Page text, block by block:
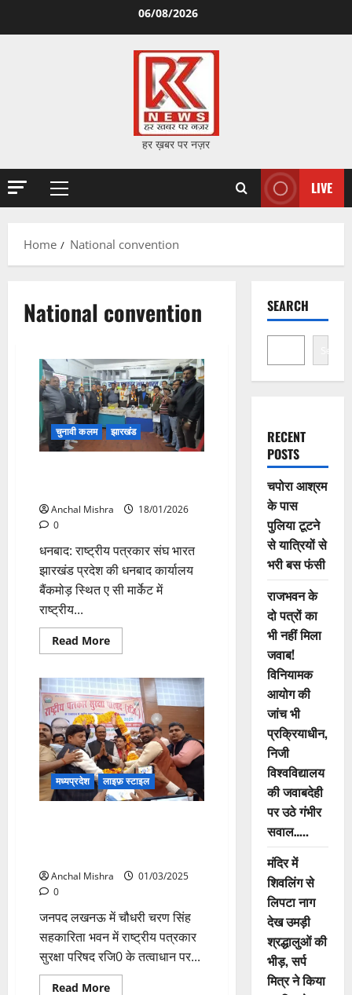
06/08/2026
हर ख़बर पर नज़र
Primary
LIVE
Home National convention
National convention
चुनावी कलम झारखंड
Anchal Mishra
18/01/2026
0
धनबाद: राष्ट्रीय पत्रकार संघ भारत
झारखंड प्रदेश की धनबाद कार्यालय
बैंकमोड़ स्थित ए सी मार्केट में
राष्ट्रीय...
Read MoreRead
more
पत्रकार
संघ
भारत
झारखंड
प्रदेश
की
बैठक
संपन्न
मध्यप्रदेश लाइफ़ स्टाइल
Anchal Mishra
01/03/2025
0
जनपद लखनऊ में चौधरी चरण सिंह
सहकारिता भवन में राष्ट्रीय पत्रकार
सुरक्षा परिषद रजि0 के तत्वाधान पर...
Read MoreRead
SEARCH
Search
RECENT
POSTS
चपोरा आश्रम
के पास
पुलिया टूटने
से यात्रियों से
भरी बस फंसी
राजभवन के
दो पत्रों का
भी नहीं मिला
जवाब!
विनियामक
आयोग की
जांच भी
प्रक्रियाधीन,
निजी
विश्वविद्यालय
की जवाबदेही
पर उठे गंभीर
सवाल…..
मंदिर में
शिवलिंग से
लिपटा नाग
देख उमड़ी
श्रद्धालुओं की
भीड़, सर्प
मित्र ने किया